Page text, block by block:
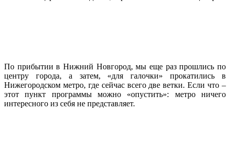
По прибытии в Нижний Новгород, мы еще раз прошлись по
центру города, а затем, «для галочки» прокатились в
Нижегородском метро, где сейчас всего две ветки. Если что –
этот пункт программы можно «опустить»: метро ничего
интересного из себя не представляет.